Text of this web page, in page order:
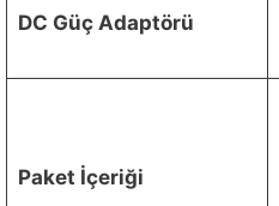
DC Güç Adaptörü
Paket İçeriği